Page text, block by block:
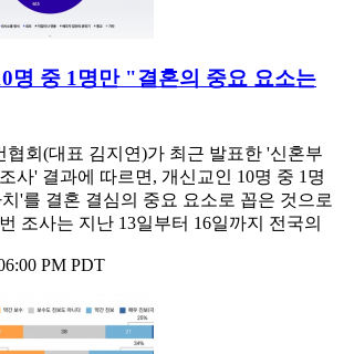
명 중 1명만 "결혼의 중요 요소는
협회(대표 김지연)가 최근 발표한 '신혼부
사' 결과에 따르면, 개신교인 10명 중 1명
'를 결혼 결심의 중요 요소로 꼽은 것으로
조사는 지난 13일부터 16일까지 전국의
PM PDT